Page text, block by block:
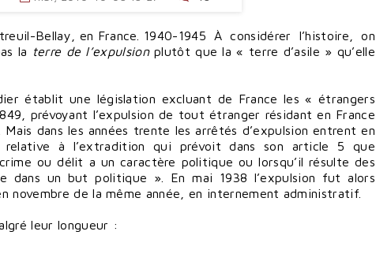
À considérer l’histoire, on
la terre de l’expulsionplutôt que la « terre d’asile » qu’elle
établit une législation excluant de France les « étrangers
prévoyant l’expulsion de tout étranger résidant en France
dans les années trente les arrêtés d’expulsion entrent en
à l’extradition qui prévoit dans son article 5 que
ou délit a un caractère politique ou lorsqu’il résulte des
dans un but politique ». En mai 1938 l’expulsion fut alors
novembre de la même année, en internement administratif.
leur longueur :